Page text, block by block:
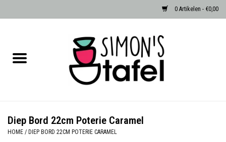
0 Artikelen - €0,00
Albast waxinehouders van Zenza
Diep Bord 22cm Poterie Caramel
HOME / DIEP BORD 22CM POTERIE CARAMEL